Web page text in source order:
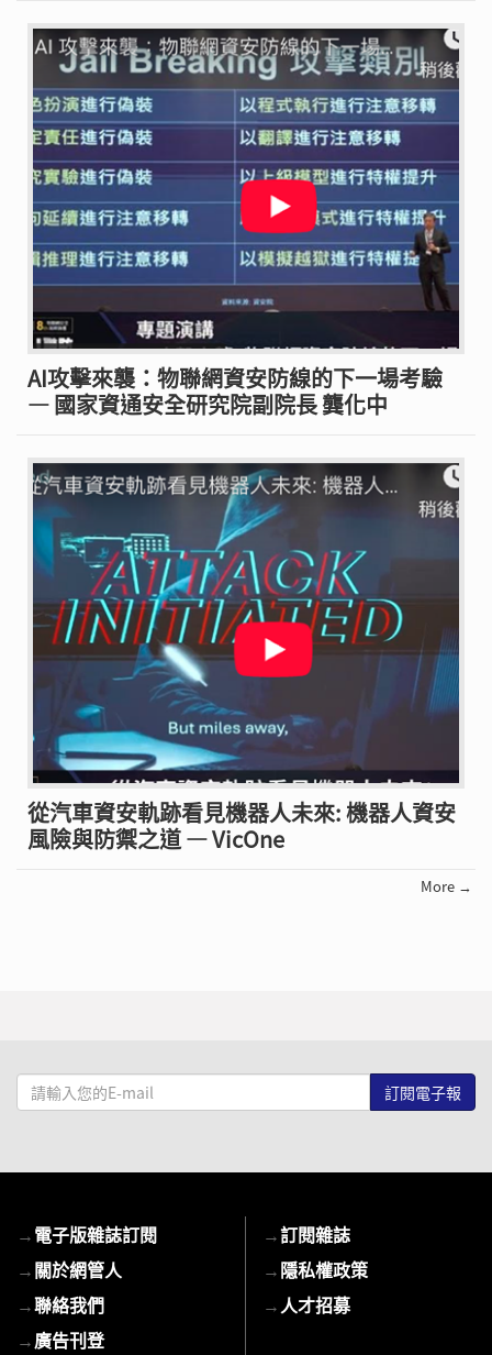
AI攻擊來襲：物聯網資安防線的下一場考驗
— 國家資通安全研究院副院長 龔化中
從汽車資安軌跡看見機器人未來: 機器人資安
風險與防禦之道 — VicOne
More →
請
輸
mail
→電子版雜誌訂閱
→關於網管人
→聯絡我們
→廣告刊登
→訂閱雜誌
→隱私權政策
→人才招募